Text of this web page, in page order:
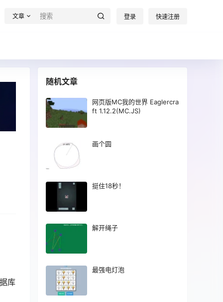
文章 登录 快速注册
库
随机文章
网页版MC我的世界 Eaglercra
ft 1.12.2(MC.JS)
画个圆
挺住18秒！
解开绳子
最强电灯泡